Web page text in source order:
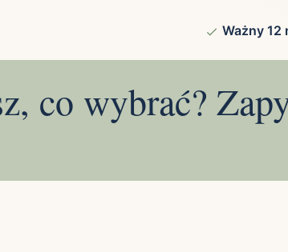
Ważny 12
co wybrać?